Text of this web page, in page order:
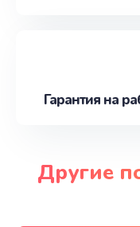
Гарантия на
Другие